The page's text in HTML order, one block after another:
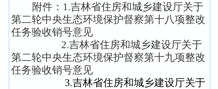
附件：1.吉林省住房和城乡建设厅关于
第二轮中央生态环境保护督察第十八项整改
任务验收销号意见
2.吉林省住房和城乡建设厅关于
第二轮中央生态环境保护督察第十九项整改
任务验收销号意见
3.吉林省住房和城乡建设厅关于